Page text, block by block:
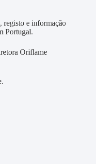
registo e informação
Portugal.
Oriflame